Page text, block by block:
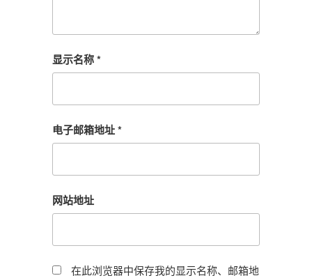
显示名称*
电子邮箱地址*
网站地址
在此浏览器中保存我的显示名称、邮箱地